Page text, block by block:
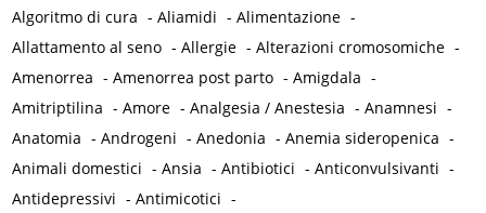
Algoritmo di cura -Aliamidi -Alimentazione -
Allattamento al seno -Allergie -Alterazioni cromosomiche -
Amenorrea -Amenorrea post parto -Amigdala -
Amitriptilina -Amore -Analgesia / Anestesia -Anamnesi -
Anatomia -Androgeni -Anedonia -Anemia sideropenica -
Animali domestici -Ansia -Antibiotici -Anticonvulsivanti -
Antidepressivi -Antimicotici -